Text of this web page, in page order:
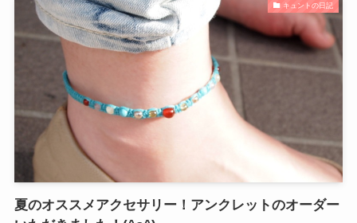
キュントの日記
夏のオススメアクセサリー！アンクレットのオーダー